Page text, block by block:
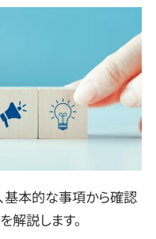
基本的な事項から確認
解説します。